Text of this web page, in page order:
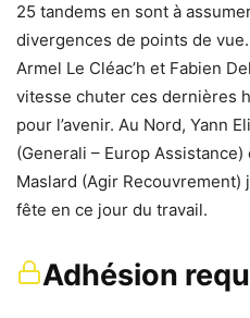
25 tandems en sont à
divergences de points de
Armel Le Cléac’h et Fabien
vitesse chuter ces dernières
pour l’avenir. Au Nord, Yann
(Generali – Europ
Maslard (Agir
fête en ce jour du travail.
Adhésion